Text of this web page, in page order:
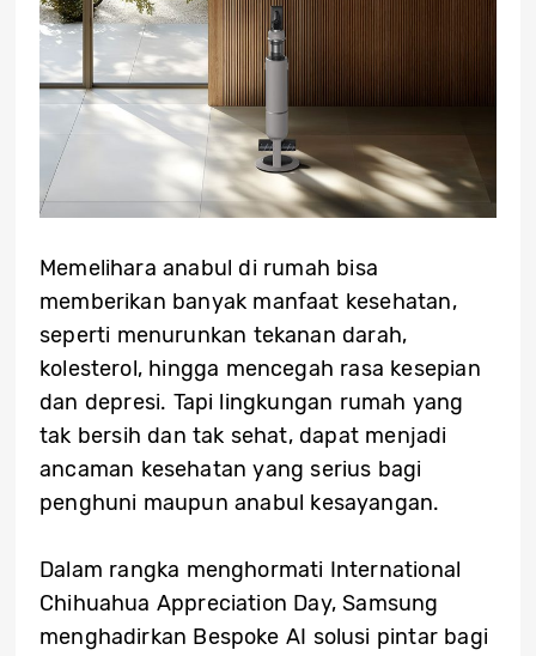
Memelihara anabul di rumah bisa
memberikan banyak manfaat kesehatan,
seperti menurunkan tekanan darah,
kolesterol, hingga mencegah rasa kesepian
dan depresi. Tapi lingkungan rumah yang
tak bersih dan tak sehat, dapat menjadi
ancaman kesehatan yang serius bagi
penghuni maupun anabul kesayangan.
Dalam rangka menghormati International
Chihuahua Appreciation Day, Samsung
menghadirkan Bespoke AI solusi pintar bagi